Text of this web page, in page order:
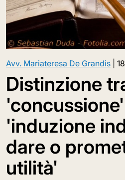
Avv. Mariateresa De Grandis
Distinzione
'induzione
dare o
utilità'